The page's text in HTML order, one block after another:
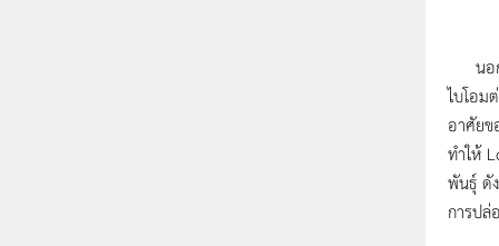
นอก
ไบโอม
อาศัยข
ทำให้
พันธุ์ ดั
การปล่